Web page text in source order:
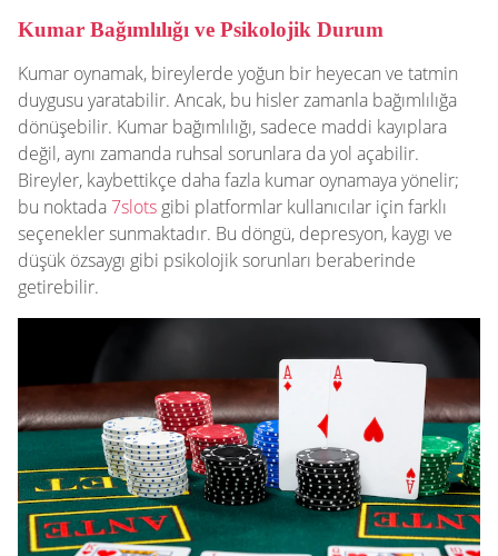
Kumar Bağımlılığı ve Psikolojik Durum
Kumar oynamak, bireylerde yoğun bir heyecan ve tatmin
duygusu yaratabilir. Ancak, bu hisler zamanla bağımlılığa
dönüşebilir. Kumar bağımlılığı, sadece maddi kayıplara
değil, aynı zamanda ruhsal sorunlara da yol açabilir.
Bireyler, kaybettikçe daha fazla kumar oynamaya yönelir;
bu noktada 7slots gibi platformlar kullanıcılar için farklı
seçenekler sunmaktadır. Bu döngü, depresyon, kaygı ve
düşük özsaygı gibi psikolojik sorunları beraberinde
getirebilir.